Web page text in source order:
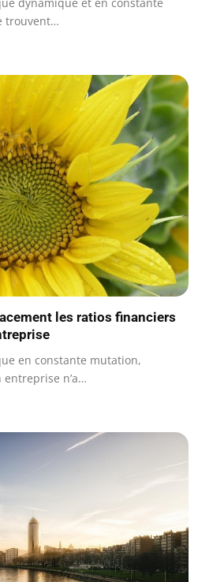
trouvent…
les ratios financiers
en constante mutation,
n’a…